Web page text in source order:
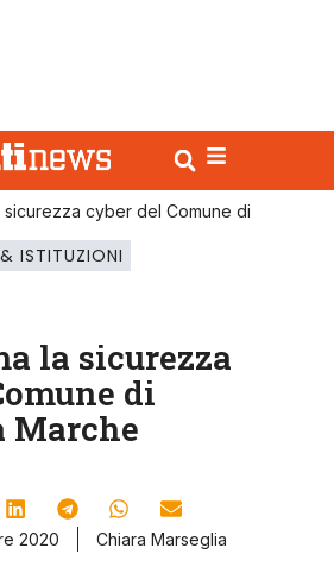
sicurezza cyber del Comune di
ISTITUZIONI
la sicurezza
di
Marche
2020
Chiara Marseglia